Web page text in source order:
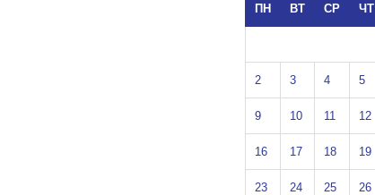
ПН ВТ СР ЧТ
2 3 4 5
9 10 11 12
16 17 18 19
23 24 25 26